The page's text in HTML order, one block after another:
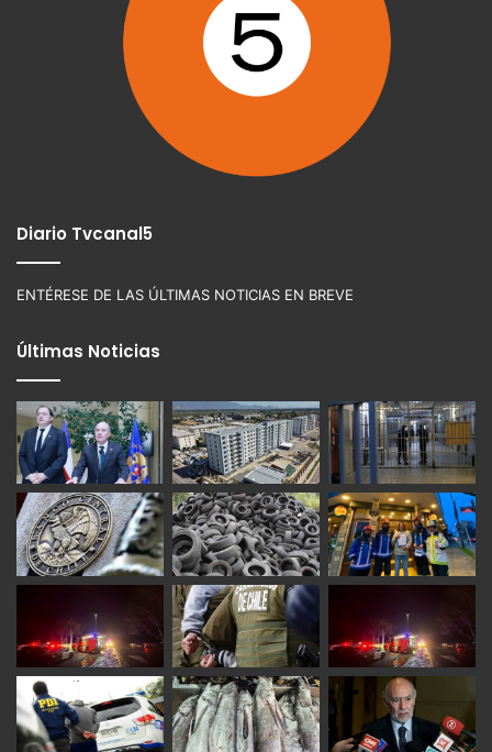
Diario Tvcanal5
ENTÉRESE DE LAS ÚLTIMAS NOTICIAS EN BREVE
Últimas Noticias